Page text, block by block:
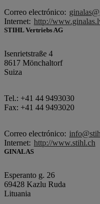
Correo electrónico:
Internet: http://
STIHL Vertriebs AG
Isenrietstraße 4
8617 Mönchaltorf
Suiza
Tel.: +41 44 9493030
Fax: +41 44 9493020
Correo electrónico:
Internet: http://www.stihl.ch
GINALAS
Esperanto g. 26
69428 Kazlu Ruda
Lituania